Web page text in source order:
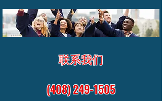
联系我们
(408) 249-1505